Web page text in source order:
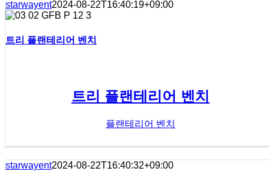
starwayent2024-08-22T16:40:19+09:00
트리 플랜테리어 벤치
트리 플랜테리어 벤치
플랜테리어 벤치
starwayent2024-08-22T16:40:32+09:00